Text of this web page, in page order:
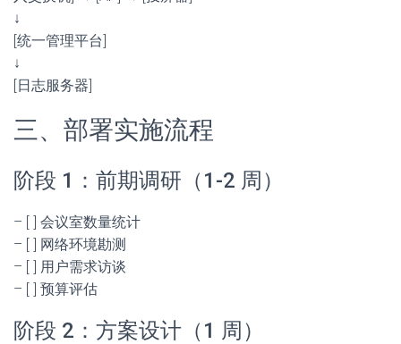
↓
[统一管理平台]
↓
[日志服务器]
三、部署实施流程
阶段 1：前期调研（1-2 周）
– [ ] 会议室数量统计
– [ ] 网络环境勘测
– [ ] 用户需求访谈
– [ ] 预算评估
阶段 2：方案设计（1 周）